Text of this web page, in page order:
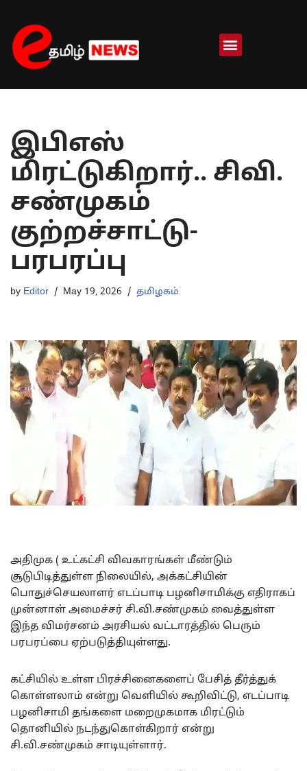
Skip
to
content
இபிஎஸ்
மிரட்டுகிறார்.. சிவி.
சண்முகம்
குற்றச்சாட்டு-
பரபரப்பு
by Editor May 19, 2026 தமிழகம்
அதிமுக ( உட்கட்சி விவகாரங்கள் மீண்டும்
சூடுபிடித்துள்ள நிலையில், அக்கட்சியின்
பொதுச்செயலாளர் எடப்பாடி பழனிசாமிக்கு எதிராகப்
முன்னாள் அமைச்சர் சி.வி.சண்முகம் வைத்துள்ள
இந்த விமர்சனம் அரசியல் வட்டாரத்தில் பெரும்
பரபரப்பை ஏற்படுத்தியுள்ளது.
கட்சியில் உள்ள பிரச்சினைகளைப் பேசித் தீர்த்துக்
கொள்ளலாம் என்று வெளியில் கூறிவிட்டு, எடப்பாடி
பழனிசாமி தங்களை மறைமுகமாக மிரட்டும்
தொனியில் நடந்துகொள்கிறார் என்று
சி.வி.சண்முகம் சாடியுள்ளார்.